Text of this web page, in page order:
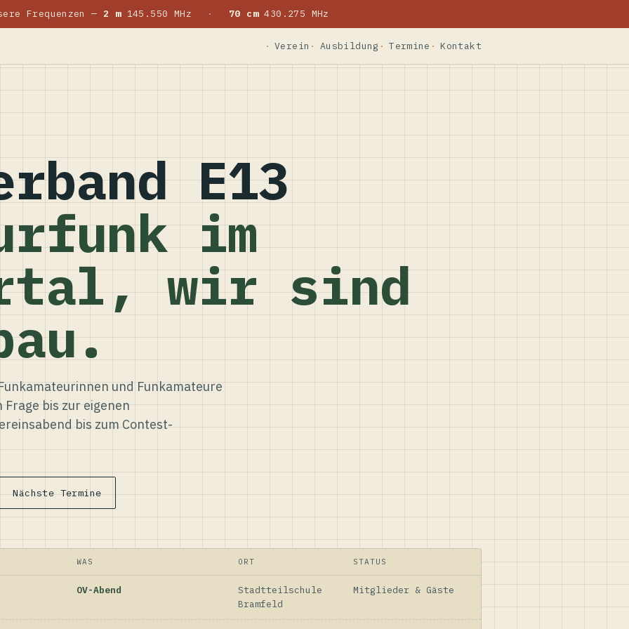
Frequenzen — 2 m145.550 MHz · 70 cm430.275 MHz
Verein Ausbildung Termine Kontakt
E13
im
wir sind
und Funkamateure
bis zur eigenen
bis zum Contest-
Nächste Termine
WAS ORT STATUS
OV-Abend
Stadtteilschule
Bramfeld
Mitglieder & Gäste